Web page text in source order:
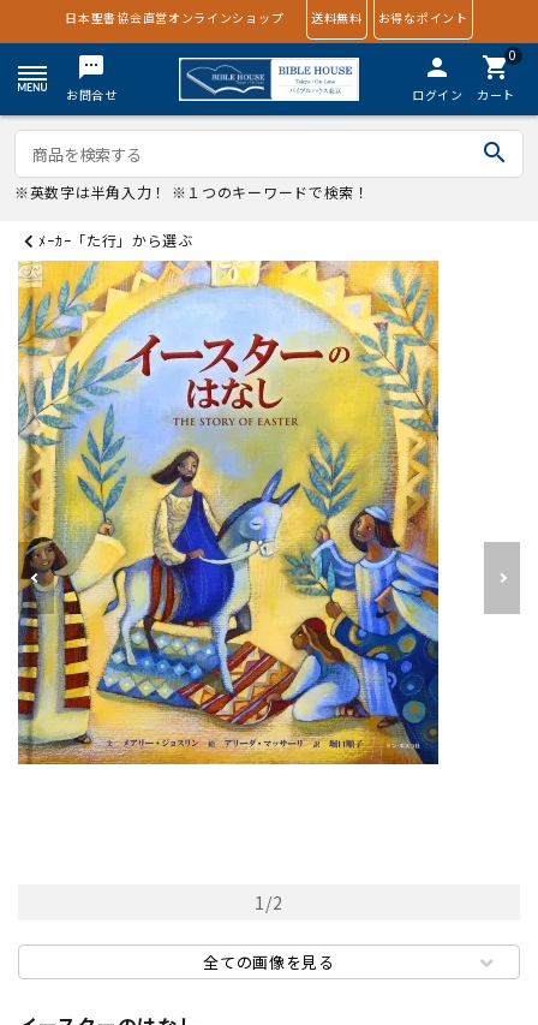
日本聖書協会直営オンラインショップ 送料無料 お得なポイント
textsms
お問合せ
person
ログイン
0
shopping_cart
カート
search
※英数字は半角入力！ ※１つのキーワードで検索！
ﾒｰｶｰ「た行」から選ぶ
1/2
全ての画像を見る